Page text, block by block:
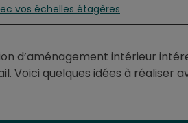
vos échelles étagères
d’aménagement intérieur
Voici quelques idées à réaliser